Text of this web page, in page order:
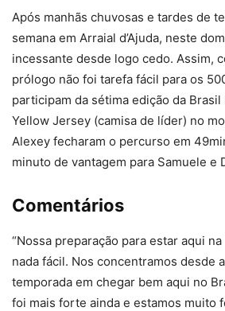
Após manhãs chuvosas e tardes de
semana em Arraial d’Ajuda, neste
incessante desde logo cedo. Assim,
prólogo não foi tarefa fácil para os
participam da sétima edição da Brasil
Yellow Jersey (camisa de líder) no
Alexey fecharam o percurso em
minuto de vantagem para Samuele e
Comentários
“Nossa preparação para estar aqui
nada fácil. Nos concentramos desde
temporada em chegar bem aqui no
foi mais forte ainda e estamos muito